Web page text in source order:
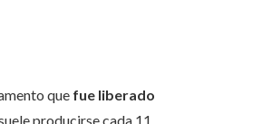
que fue liberado
producirse cada 11